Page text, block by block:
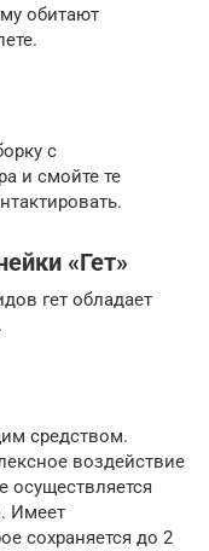
обитают
с
и смойте те
«Гет»
гет обладает
средством.
воздействие
осуществляется
Имеет
сохраняется до 2